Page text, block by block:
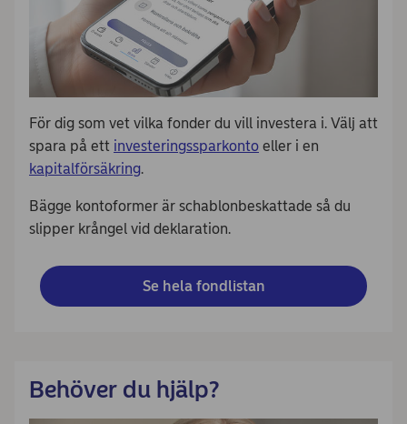
För dig som vet vilka fonder du vill investera i. Välj att
spara på ett investeringssparkonto eller i en
kapitalförsäkring.
Bägge kontoformer är schablonbeskattade så du
slipper krångel vid deklaration.
Se hela fondlistan
Behöver du hjälp?